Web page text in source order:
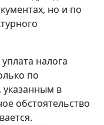
но и по
налога
по
в
обстоятельство